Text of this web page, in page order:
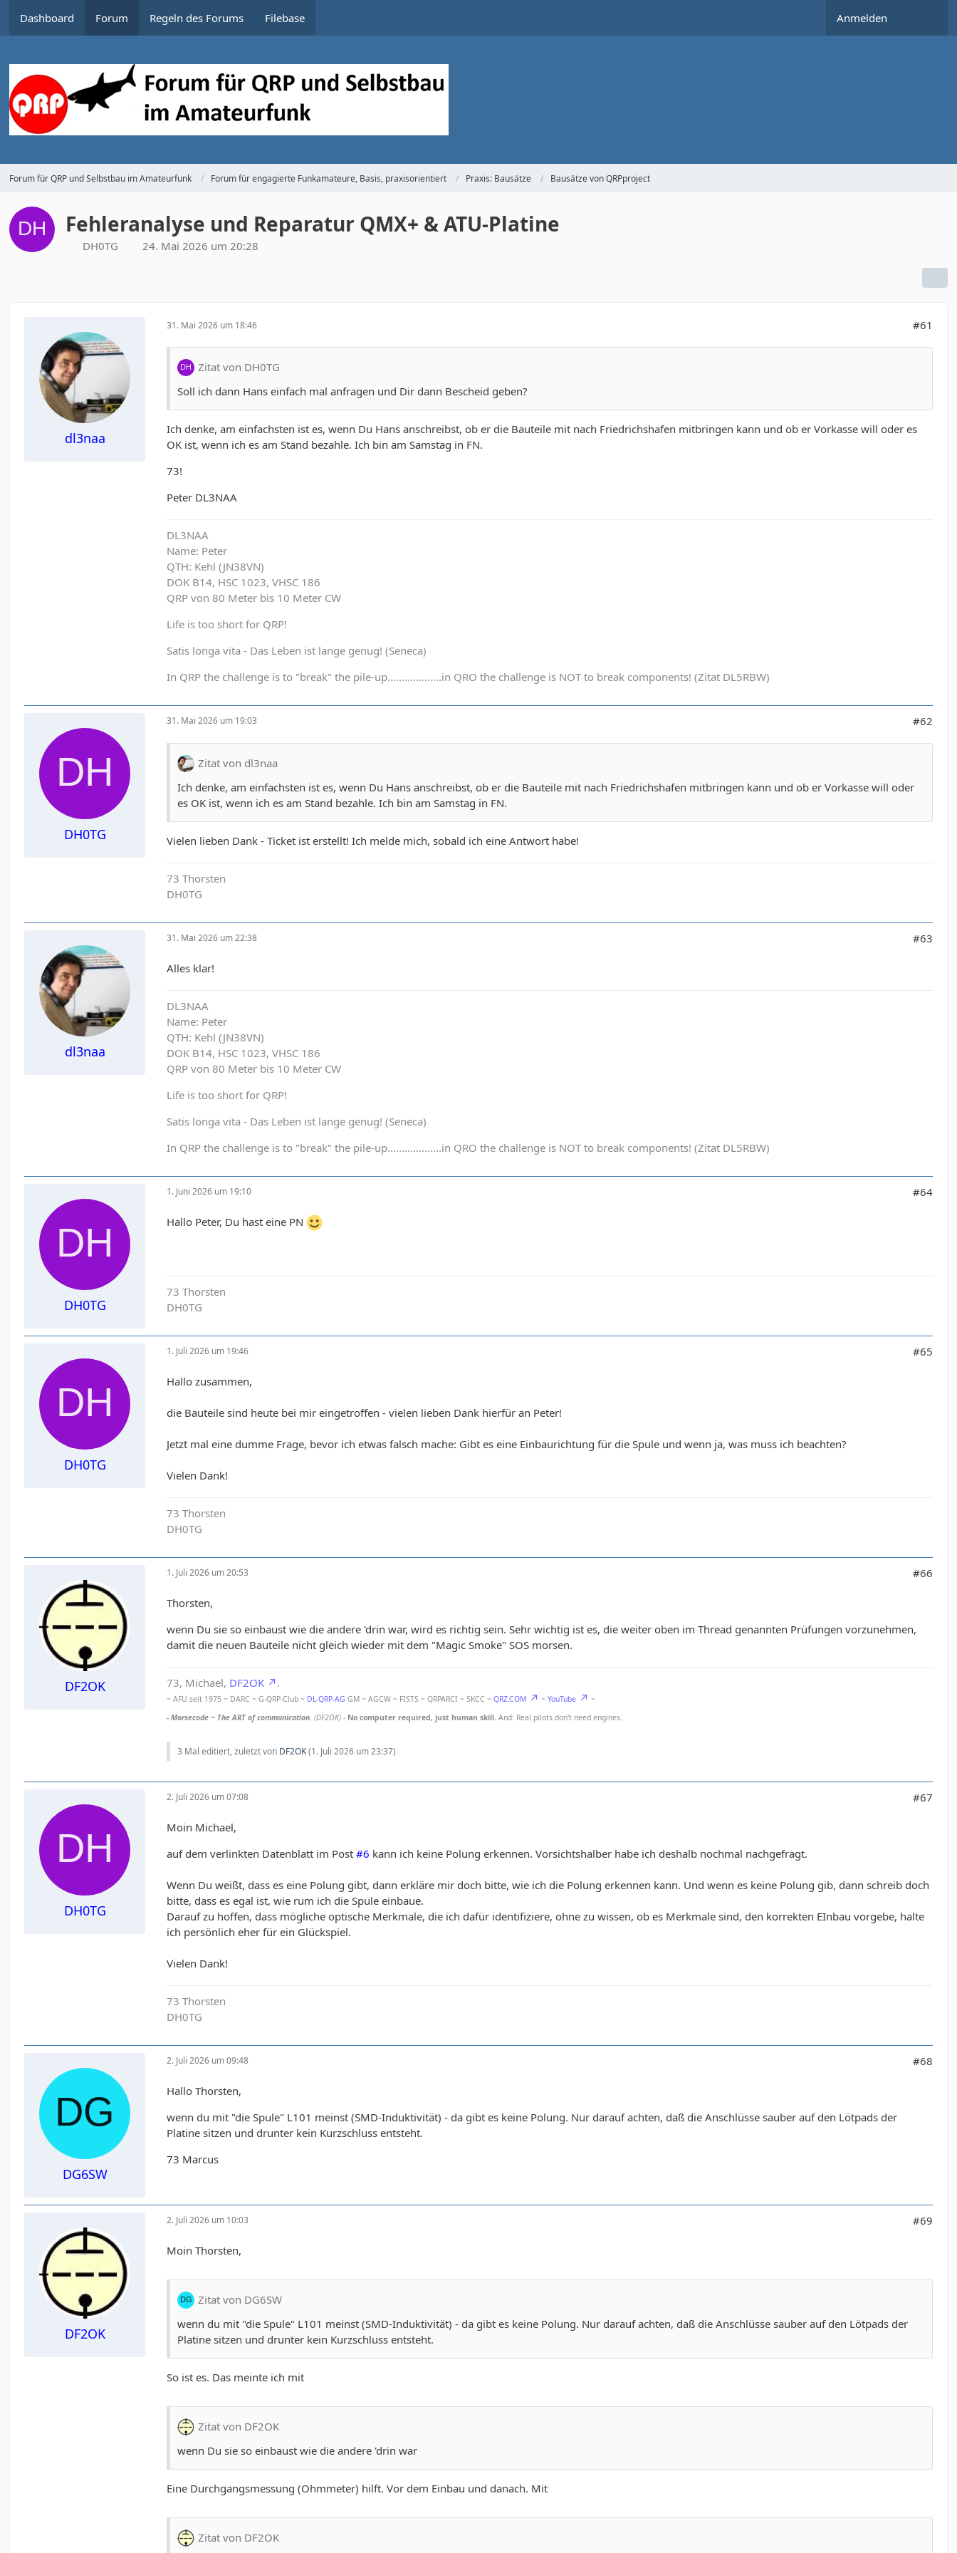
Dashboard Forum Regeln des Forums Filebase Anmelden
Forum für QRP und Selbstbau im Amateurfunk Forum für engagierte Funkamateure, Basis, praxisorientiert Praxis: Bausätze Bausätze von QRPproject
Fehleranalyse und Reparatur QMX+ & ATU-Platine
DH0TG 24. Mai 2026 um 20:28
dl3naa
31. Mai 2026 um 18:46 #61
Zitat von DH0TG
Soll ich dann Hans einfach mal anfragen und Dir dann Bescheid geben?
Ich denke, am einfachsten ist es, wenn Du Hans anschreibst, ob er die Bauteile mit nach Friedrichshafen mitbringen kann und ob er Vorkasse will oder es
OK ist, wenn ich es am Stand bezahle. Ich bin am Samstag in FN.
73!
Peter DL3NAA
DL3NAA
Name: Peter
QTH: Kehl (JN38VN)
DOK B14, HSC 1023, VHSC 186
QRP von 80 Meter bis 10 Meter CW
Life is too short for QRP!
Satis longa vita - Das Leben ist lange genug! (Seneca)
In QRP the challenge is to "break" the pile-up...................in QRO the challenge is NOT to break components! (Zitat DL5RBW)
DH0TG
31. Mai 2026 um 19:03 #62
Zitat von dl3naa
Ich denke, am einfachsten ist es, wenn Du Hans anschreibst, ob er die Bauteile mit nach Friedrichshafen mitbringen kann und ob er Vorkasse will oder
es OK ist, wenn ich es am Stand bezahle. Ich bin am Samstag in FN.
Vielen lieben Dank - Ticket ist erstellt! Ich melde mich, sobald ich eine Antwort habe!
73 Thorsten
DH0TG
dl3naa
31. Mai 2026 um 22:38 #63
Alles klar!
DL3NAA
Name: Peter
QTH: Kehl (JN38VN)
DOK B14, HSC 1023, VHSC 186
QRP von 80 Meter bis 10 Meter CW
Life is too short for QRP!
Satis longa vita - Das Leben ist lange genug! (Seneca)
In QRP the challenge is to "break" the pile-up...................in QRO the challenge is NOT to break components! (Zitat DL5RBW)
DH0TG
1. Juni 2026 um 19:10 #64
Hallo Peter, Du hast eine PN
73 Thorsten
DH0TG
DH0TG
1. Juli 2026 um 19:46 #65
Hallo zusammen,
die Bauteile sind heute bei mir eingetroffen - vielen lieben Dank hierfür an Peter!
Jetzt mal eine dumme Frage, bevor ich etwas falsch mache: Gibt es eine Einbaurichtung für die Spule und wenn ja, was muss ich beachten?
Vielen Dank!
73 Thorsten
DH0TG
DF2OK
1. Juli 2026 um 20:53 #66
Thorsten,
wenn Du sie so einbaust wie die andere 'drin war, wird es richtig sein. Sehr wichtig ist es, die weiter oben im Thread genannten Prüfungen vorzunehmen,
damit die neuen Bauteile nicht gleich wieder mit dem "Magic Smoke" SOS morsen.
73, Michael, DF2OK .
~ AFU seit 1975 ~ DARC ~ G-QRP-Club ~ DL-QRP-AG GM ~ AGCW ~ FISTS ~ QRPARCI ~ SKCC ~QRZ.COM ~YouTube
~
- Morsecode ~ The ART of communication.(DF2OK) - No computer required, just human skill. And: Real pilots don't need engines.
3 Mal editiert, zuletzt von DF2OK(1. Juli 2026 um 23:37)
DH0TG
2. Juli 2026 um 07:08 #67
Moin Michael,
auf dem verlinkten Datenblatt im Post#6 kann ich keine Polung erkennen. Vorsichtshalber habe ich deshalb nochmal nachgefragt.
Wenn Du weißt, dass es eine Polung gibt, dann erkläre mir doch bitte, wie ich die Polung erkennen kann. Und wenn es keine Polung gib, dann schreib doch
bitte, dass es egal ist, wie rum ich die Spule einbaue.
Darauf zu hoffen, dass mögliche optische Merkmale, die ich dafür identifiziere, ohne zu wissen, ob es Merkmale sind, den korrekten EInbau vorgebe, halte
ich persönlich eher für ein Glückspiel.
Vielen Dank!
73 Thorsten
DH0TG
DG6SW
2. Juli 2026 um 09:48 #68
Hallo Thorsten,
wenn du mit "die Spule" L101 meinst (SMD-Induktivität) - da gibt es keine Polung. Nur darauf achten, daß die Anschlüsse sauber auf den Lötpads der
Platine sitzen und drunter kein Kurzschluss entsteht.
73 Marcus
DF2OK
2. Juli 2026 um 10:03 #69
Moin Thorsten,
Zitat von DG6SW
wenn du mit "die Spule" L101 meinst (SMD-Induktivität) - da gibt es keine Polung. Nur darauf achten, daß die Anschlüsse sauber auf den Lötpads der
Platine sitzen und drunter kein Kurzschluss entsteht.
So ist es. Das meinte ich mit
Zitat von DF2OK
wenn Du sie so einbaust wie die andere 'drin war
Eine Durchgangsmessung (Ohmmeter) hilft. Vor dem Einbau und danach. Mit
Zitat von DF2OK